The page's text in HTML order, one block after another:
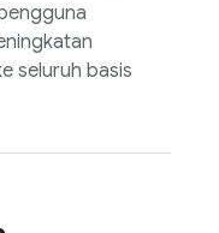
seluruh basis